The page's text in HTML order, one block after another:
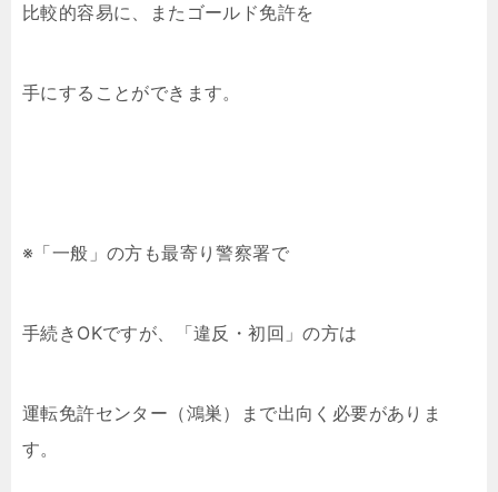
比較的容易に、またゴールド免許を
手にすることができます。
※「一般」の方も最寄り警察署で
手続きOKですが、「違反・初回」の方は
運転免許センター（鴻巣）まで出向く必要がありま
す。